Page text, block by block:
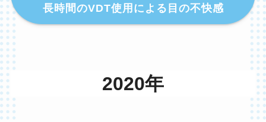
長時間のVDT使用による目の不快感
2020年